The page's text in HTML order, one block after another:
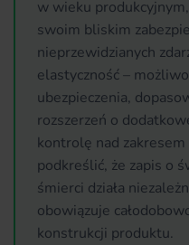
w wieku
swoim bliskim
nieprzewidzianych
elastyczność –
ubezpieczenia,
rozszerzeń o
kontrolę nad
podkreślić, że zapis o
śmierci działa
obowiązuje
konstrukcji produktu.